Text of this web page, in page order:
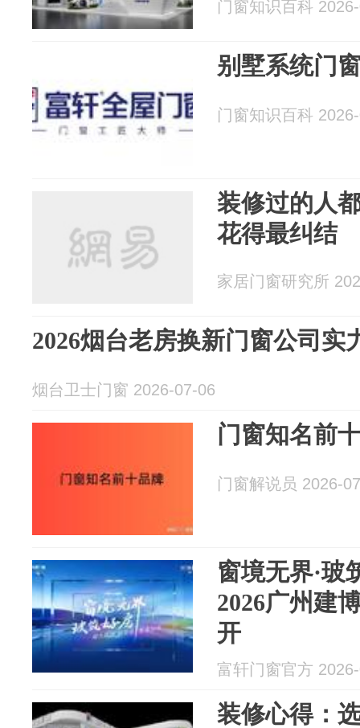
门窗知识百科
别墅系统门
门窗知识百科
装修过的人
花得最纠结
家居门窗研究所
2026烟台老房换新门窗公司实
烟台卫士门窗 2026-07-06
门窗知名前
门窗解说员 2026-
窗境无界·玻
2026广州建
开
富轩门窗官方
装修心得：